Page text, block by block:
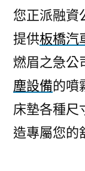
您正派融資
提供板橋汽
燃眉之急公
塵設備的噴
床墊各種尺
造專屬您的